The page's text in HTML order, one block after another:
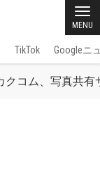
MENU
TikTok Googleニ
クコム、写真共有